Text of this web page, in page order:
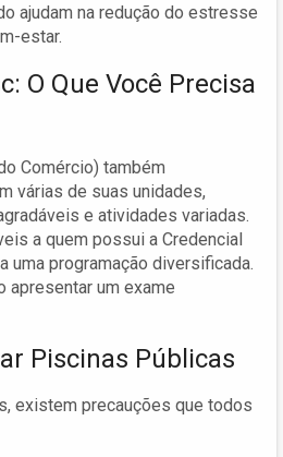
ajudam na redução do estresse
estar.
O Que Você Precisa
Comércio) também
várias de suas unidades,
e atividades variadas.
a quem possui a Credencial
uma programação diversificada.
apresentar um exame
Piscinas Públicas
existem precauções que todos